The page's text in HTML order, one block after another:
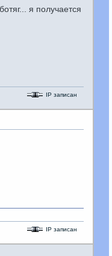
я получается
IP записан
IP записан